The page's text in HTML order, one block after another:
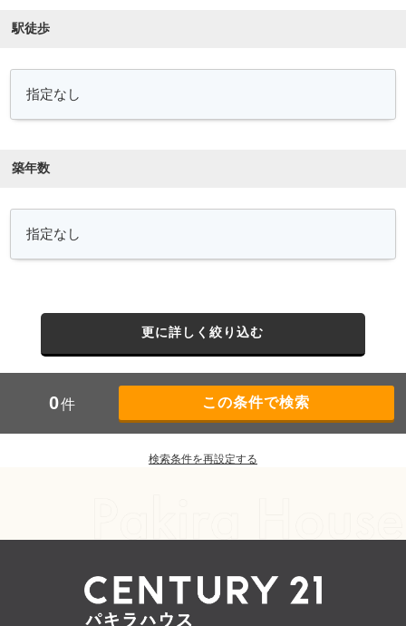
駅徒歩
築年数
更に詳しく絞り込む
0件
検索条件を再設定する